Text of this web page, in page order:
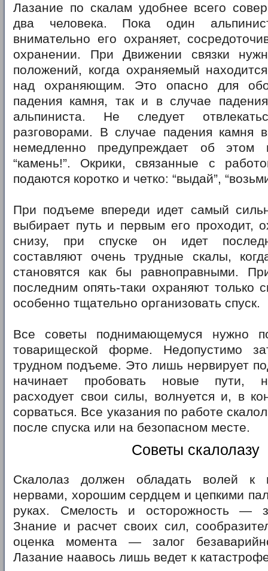
Лазание по скалам удобнее всего
два человека. Пока один
внимательно его охраняет,
охранении. При Движении связки
положений, когда охраняемый
над охраняющим. Это опасно для
падения камня, так и в случае
альпиниста. Не следует
разговорами. В случае падения камня
немедленно предупреждает об этом
“камень!”. Окрики, связанные с
подаются коротко и четко: “выдай”,
При подъеме впереди идет самый
выбирает путь и первым его проходит,
снизу, при спуске он идет
составляют очень трудные скалы,
становятся как бы равноправными.
последним опять-таки охраняют только
особенно тщательно организовать спуск.
Все советы поднимающемуся нужно
товарищеской форме. Недопустимо
трудном подъеме. Это лишь нервирует
начинает пробовать новые пути,
расходует свои силы, волнуется и, в
сорваться. Все указания по работе
после спуска или на безопасном месте.
Советы скалолазу
Скалолаз должен обладать волей к
нервами, хорошим сердцем и цепкими
руках. Смелость и осторожность —
Знание и расчет своих сил,
оценка момента — залог
Лазание наавось лишь ведет к